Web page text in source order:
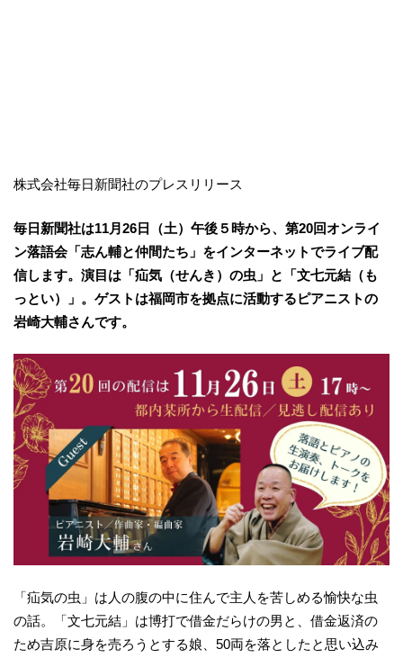
株式会社毎日新聞社のプレスリリース
毎日新聞社は11月26日（土）午後５時から、第20回オンライ
ン落語会「志ん輔と仲間たち」をインターネットでライブ配
信します。演目は「疝気（せんき）の虫」と「文七元結（も
っとい）」。ゲストは福岡市を拠点に活動するピアニストの
岩崎大輔さんです。
「疝気の虫」は人の腹の中に住んで主人を苦しめる愉快な虫
の話。「文七元結」は博打で借金だらけの男と、借金返済の
ため吉原に身を売ろうとする娘、50両を落としたと思い込み